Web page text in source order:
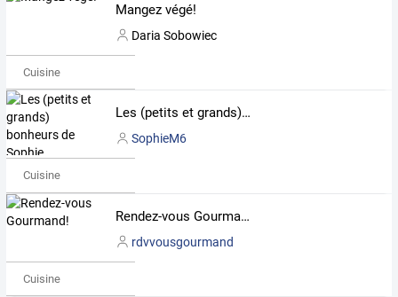
Mangez végé!
Daria Sobowiec
Cuisine
Les (petits et grands) bonheurs de Sophie
SophieM6
Cuisine
Rendez-vous Gourmand!
rdvvousgourmand
Cuisine